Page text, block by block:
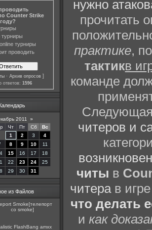
Counter Strike
турниры
турниры
проводить
·Архив опросов ]
ответов:1596
2011
»
Чт Пт Сб
Вс
1
2 3
4
8 9 10
11
15 16 17
18
22 23 24
25
29 30 31
из Файлов
Smoke[телепорт
со smoke]
FlashBang amxx
нужно
прочитать
практике,
тактикв
команде
Следующая
читеров и
читы в
читерав
что делать
икак